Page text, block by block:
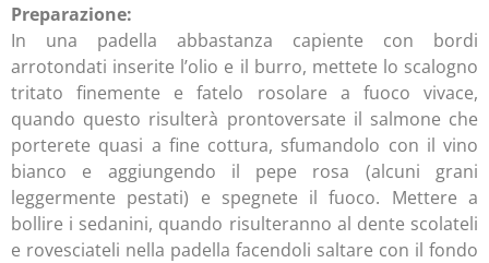
Preparazione:
In una padella abbastanza capiente con bordi
arrotondati inserite l’olio e il burro, mettete lo scalogno
tritato finemente e fatelo rosolare a fuoco vivace,
quando questo risulterà prontoversate il salmone che
porterete quasi a fine cottura, sfumandolo con il vino
bianco e aggiungendo il pepe rosa (alcuni grani
leggermente pestati) e spegnete il fuoco. Mettere a
bollire i sedanini, quando risulteranno al dente scolateli
e rovesciateli nella padella facendoli saltare con il fondo